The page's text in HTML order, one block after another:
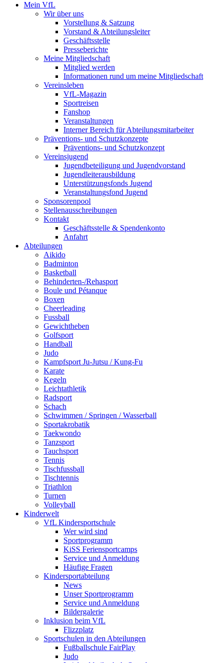
Mein VfL
Wir über uns
Vorstellung & Satzung
Vorstand & Abteilungsleiter
Geschäftsstelle
Presseberichte
Meine Mitgliedschaft
Mitglied werden
Informationen rund um meine Mitgliedschaft
Vereinsleben
VfL-Magazin
Sportreisen
Fanshop
Veranstaltungen
Interner Bereich für Abteilungsmitarbeiter
Präventions- und Schutzkonzepte
Präventions- und Schutzkonzept
Vereinsjugend
Jugendbeteiligung und Jugendvorstand
Jugendleiterausbildung
Unterstützungsfonds Jugend
Veranstaltungsfond Jugend
Sponsorenpool
Stellenausschreibungen
Kontakt
Geschäftsstelle & Spendenkonto
Anfahrt
Abteilungen
Aikido
Badminton
Basketball
Behinderten-/Rehasport
Boule und Pétanque
Boxen
Cheerleading
Fussball
Gewichtheben
Golfsport
Handball
Judo
Kampfsport Ju-Jutsu / Kung-Fu
Karate
Kegeln
Leichtathletik
Radsport
Schach
Schwimmen / Springen / Wasserball
Sportakrobatik
Taekwondo
Tanzsport
Tauchsport
Tennis
Tischfussball
Tischtennis
Triathlon
Turnen
Volleyball
Kinderwelt
VfL Kindersportschule
Wer wird sind
Sportprogramm
KiSS Feriensportcamps
Service und Anmeldung
Häufige Fragen
Kindersportabteilung
News
Unser Sportprogramm
Service und Anmeldung
Bildergalerie
Inklusion beim VfL
Flizzplatz
Sportschulen in den Abteilungen
Fußballschule FairPlay
Judo